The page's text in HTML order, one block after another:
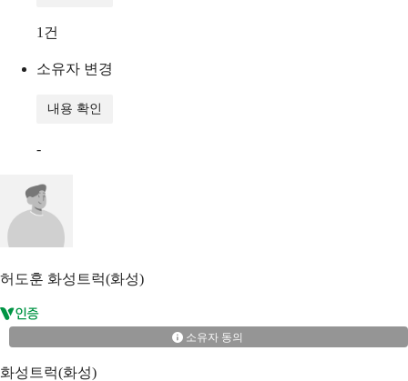
1 건
소유자 변경
내용 확인
-
허도훈 화성트럭(화성)
소유자 동의
화성트럭(화성)